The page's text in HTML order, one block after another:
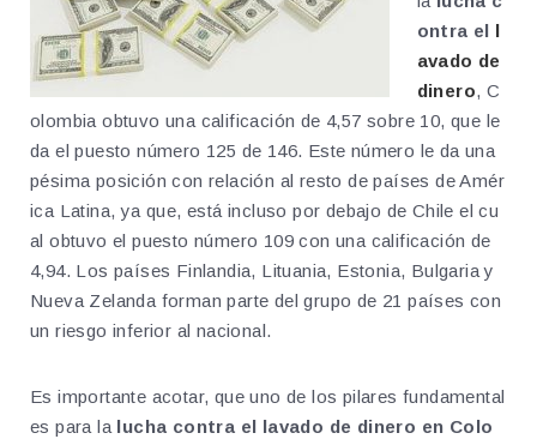
ontra el l
avado de
dinero, C
olombia obtuvo una calificación de 4,57 sobre 10, que le
da el puesto número 125 de 146. Este número le da una
pésima posición con relación al resto de países de Amér
ica Latina, ya que, está incluso por debajo de Chile el cu
al obtuvo el puesto número 109 con una calificación de
4,94. Los países Finlandia, Lituania, Estonia, Bulgaria y
Nueva Zelanda forman parte del grupo de 21 países con
un riesgo inferior al nacional.
Es importante acotar, que uno de los pilares fundamental
es para la lucha contra el lavado de dinero en Colo